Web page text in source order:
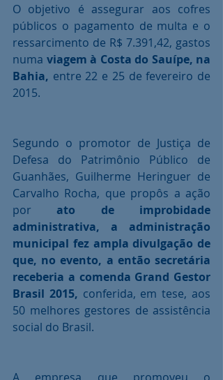
O objetivo é assegurar aos cofres
públicos o pagamento de multa e o
ressarcimento de R$ 7.391,42, gastos
numa viagem à Costa do Sauípe, na
Bahia, entre 22 e 25 de fevereiro de
2015.
Segundo o promotor de Justiça de
Defesa do Patrimônio Público de
Guanhães, Guilherme Heringuer de
Carvalho Rocha, que propôs a ação
por ato de improbidade
administrativa, a administração
municipal fez ampla divulgação de
que, no evento, a então secretária
receberia a comenda Grand Gestor
Brasil 2015, conferida, em tese, aos
50 melhores gestores de assistência
social do Brasil.